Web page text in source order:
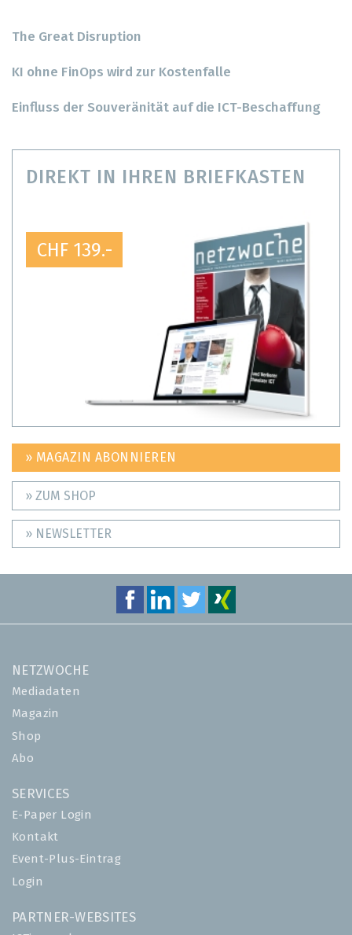
The Great Disruption
KI ohne FinOps wird zur Kostenfalle
Einfluss der Souveränität auf die ICT-Beschaffung
DIREKT IN IHREN BRIEFKASTEN
CHF 139.-
» MAGAZIN ABONNIEREN
» ZUM SHOP
» NEWSLETTER
NETZWOCHE
Mediadaten
Magazin
Shop
Abo
SERVICES
E-Paper Login
Kontakt
Event-Plus-Eintrag
Login
PARTNER-WEBSITES